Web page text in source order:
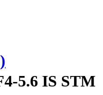
5.6 IS STM